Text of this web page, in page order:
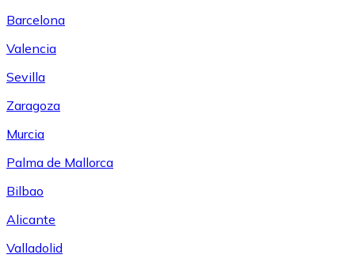
Barcelona
Valencia
Sevilla
Zaragoza
Murcia
Palma de Mallorca
Bilbao
Alicante
Valladolid